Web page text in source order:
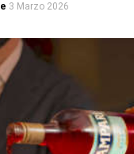
3 Marzo 2026